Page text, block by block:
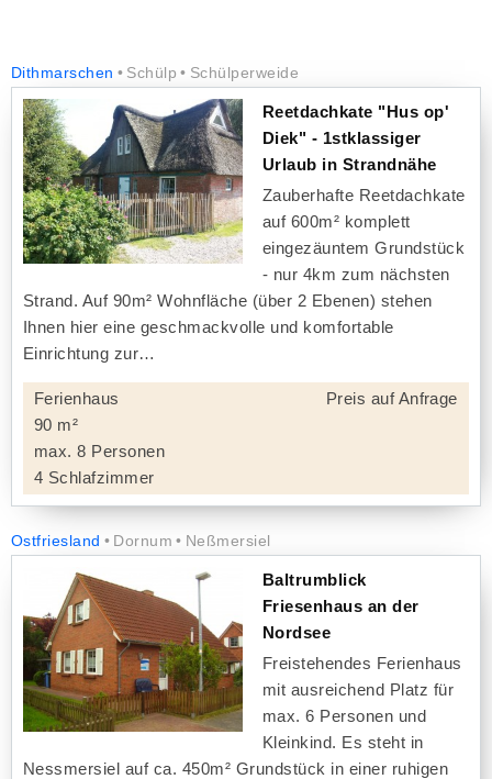
Dithmarschen Schülp Schülperweide
Reetdachkate "Hus op'
Diek" - 1stklassiger
Urlaub in Strandnähe
Zauberhafte Reetdachkate
auf 600m² komplett
eingezäuntem Grundstück
- nur 4km zum nächsten
Strand. Auf 90m² Wohnfläche (über 2 Ebenen) stehen
Ihnen hier eine geschmackvolle und komfortable
Einrichtung zur
Ferienhaus
90 m²
max. 8 Personen
4 Schlafzimmer
Preis auf Anfrage
Ostfriesland Dornum Neßmersiel
Baltrumblick
Friesenhaus an der
Nordsee
Freistehendes Ferienhaus
mit ausreichend Platz für
max. 6 Personen und
Kleinkind. Es steht in
Nessmersiel auf ca. 450m² Grundstück in einer ruhigen